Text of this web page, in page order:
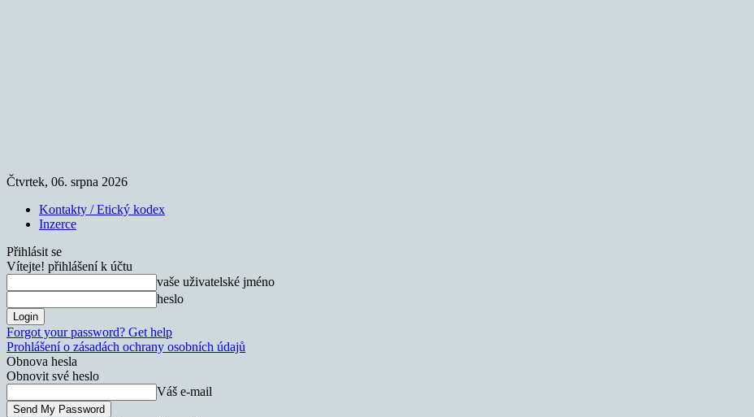
Čtvrtek, 06. srpna 2026
Kontakty / Etický kodex
Inzerce
Přihlásit se
Vítejte! přihlášení k účtu
vaše uživatelské jméno
heslo
Forgot your password? Get help
Prohlášení o zásadách ochrany osobních údajů
Obnova hesla
Obnovit své heslo
Váš e-mail